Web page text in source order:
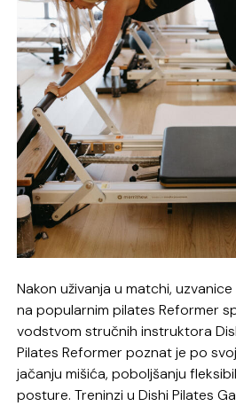
Nakon uživanja u matchi,
na popularnim pilates Reformer
vodstvom stručnih instruktora
Pilates Reformer poznat je po
jačanju mišića, poboljšanju
posture. Treninzi u Dishi Pilates